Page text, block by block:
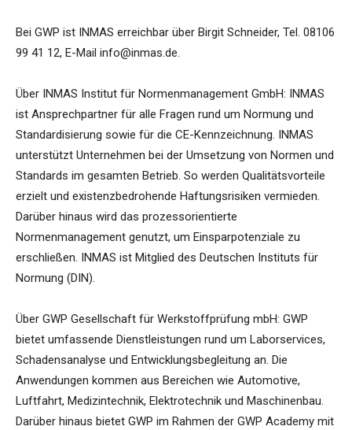
Bei GWP ist INMAS erreichbar über Birgit Schneider, Tel. 08106
99 41 12, E-Mail info@inmas.de.
Über INMAS Institut für Normenmanagement GmbH: INMAS
ist Ansprechpartner für alle Fragen rund um Normung und
Standardisierung sowie für die CE-Kennzeichnung. INMAS
unterstützt Unternehmen bei der Umsetzung von Normen und
Standards im gesamten Betrieb. So werden Qualitätsvorteile
erzielt und existenzbedrohende Haftungsrisiken vermieden.
Darüber hinaus wird das prozessorientierte
Normenmanagement genutzt, um Einsparpotenziale zu
erschließen. INMAS ist Mitglied des Deutschen Instituts für
Normung (DIN).
Über GWP Gesellschaft für Werkstoffprüfung mbH: GWP
bietet umfassende Dienstleistungen rund um Laborservices,
Schadensanalyse und Entwicklungsbegleitung an. Die
Anwendungen kommen aus Bereichen wie Automotive,
Luftfahrt, Medizintechnik, Elektrotechnik und Maschinenbau.
Darüber hinaus bietet GWP im Rahmen der GWP Academy mit